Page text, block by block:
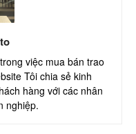
việc mua bán trao
Tôi chia sẻ kinh
hàng với các nhân
nghiệp.